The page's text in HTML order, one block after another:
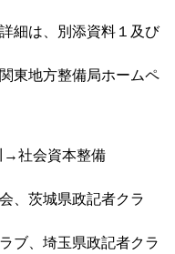
細は、別添資料１及び
東地方整備局ホームペ
→社会資本整備
、茨城県政記者クラ
ブ、埼玉県政記者クラ